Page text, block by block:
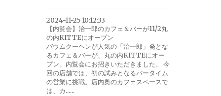
2024-11-25 10:12:33
【内覧会】治一郎のカフェ＆バーが11/2丸
の内KITTEにオープン
バウムクーヘンが人気の「治一郎」発とな
るカフェ＆バーが、丸の内KITTEにオー
プン。内覧会にお招きいただきました。 今
回の店舗では、初の試みとなるバータイム
の営業に挑戦。店内奥のカフェスペースで
は、カ......